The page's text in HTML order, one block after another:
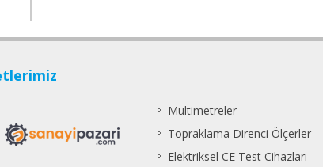
Multimetreler
Topraklama Direnci Ölçerler
Elektriksel CE Test Cihazları